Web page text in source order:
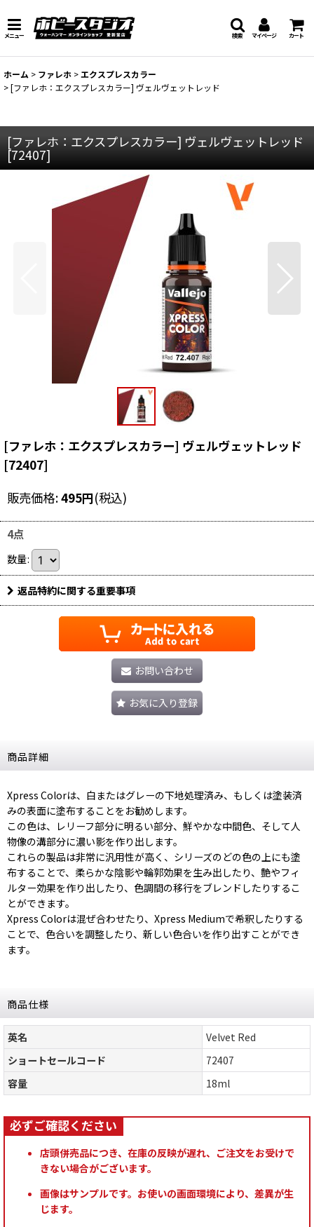
メニュー マイページ カート
検索
ホーム > ファレホ >エクスプレスカラー
>[ファレホ：エクスプレスカラー] ヴェルヴェットレッド
[ファレホ：エクスプレスカラー] ヴェルヴェットレッド
[72407]
[ファレホ：エクスプレスカラー] ヴェルヴェットレッド
[72407]
販売価格:495円(税込)
4点
数量:
返品特約に関する重要事項
お問い合わせ
お気に入り登録
商品詳細
Xpress Colorは、白またはグレーの下地処理済み、もしくは塗装済
みの表面に塗布することをお勧めします。
この色は、レリーフ部分に明るい部分、鮮やかな中間色、そして人
物像の溝部分に濃い影を作り出します。
これらの製品は非常に汎用性が高く、シリーズのどの色の上にも塗
布することで、柔らかな陰影や輪郭効果を生み出したり、艶やフィ
ルター効果を作り出したり、色調間の移行をブレンドしたりするこ
とができます。
Xpress Colorは混ぜ合わせたり、Xpress Mediumで希釈したりする
ことで、色合いを調整したり、新しい色合いを作り出すことができ
ます。
商品仕様
英名
Velvet Red
ショートセールコード
72407
容量
18ml
店頭併売品につき、在庫の反映が遅れ、ご注文をお受けで
きない場合がございます。
画像はサンプルです。お使いの画面環境により、差異が生
じます。